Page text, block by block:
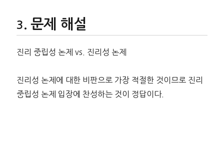
문제 해설
진리 중립성 논제 vs. 진리성 논제
진리성 논제에 대한 비판으로 가장 적절한 것이므로 진리
중립성 논제 입장에 찬성하는 것이 정답이다.